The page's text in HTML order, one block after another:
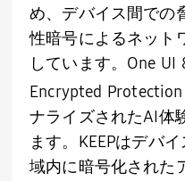
め、デバイス間での
性暗号によるネット
しています。 One UI
Encrypted Protection
ナライズされたAI体
ます。 KEEPはデバ
域内に暗号化された